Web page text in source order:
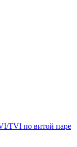
TVI по витой паре